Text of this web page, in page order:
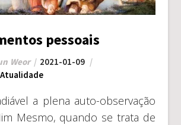
pessoais
Weor
2021-01-09
Atualidade
a plena auto-observação
Mesmo, quando se trata de